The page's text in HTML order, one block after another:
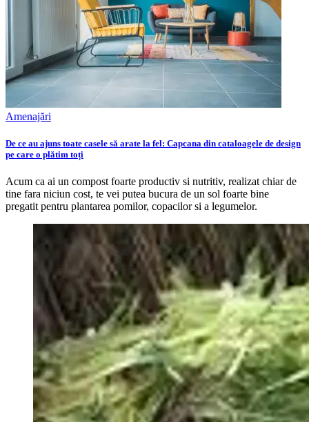
Amenajări
De ce au ajuns toate casele să arate la fel: Capcana din cataloagele de design
pe care o plătim toți
Acum ca ai un compost foarte productiv si nutritiv, realizat chiar de
tine fara niciun cost, te vei putea bucura de un sol foarte bine
pregatit pentru plantarea pomilor, copacilor si a legumelor.